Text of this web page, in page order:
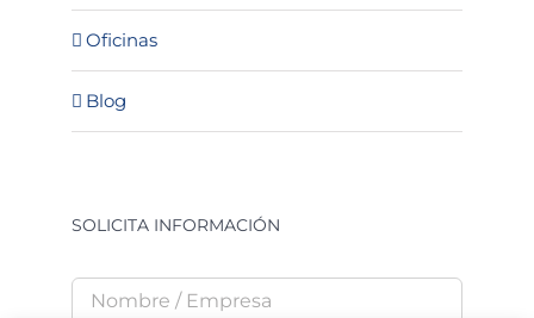
Oficinas
Blog
SOLICITA INFORMACIÓN